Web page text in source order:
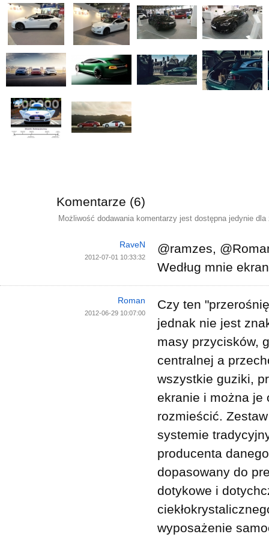
Komentarze (6)
Możliwość dodawania komentarzy jest dostępna jedynie
RaveN
2012-07-01 10:33:32
@ramzes,
Według mnie
Roman
2012-06-29 10:07:00
Czy ten
jednak nie jest
masy przycisków,
centralnej a
wszystkie guziki,
ekranie i można je
rozmieścić.
systemie
producenta
dopasowany do
dotykowe i
wyposażenie